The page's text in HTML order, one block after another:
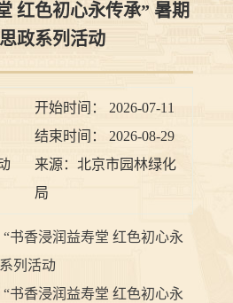
红色初心永传承” 暑期
政系列活动
开始时间：
2026-07-11
结束时间：
2026-08-29
来源： 北京市园林绿化
局
香浸润益寿堂 红色初心永
列活动
香浸润益寿堂 红色初心永